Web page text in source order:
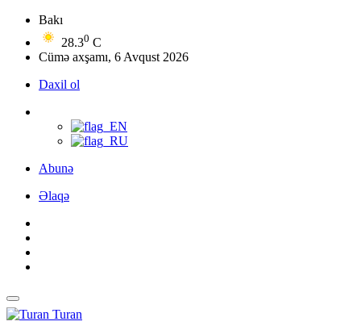
Bakı
28.30 C
Cümə axşamı, 6 Avqust 2026
Daxil ol
Abunə
Əlaqə
Turan